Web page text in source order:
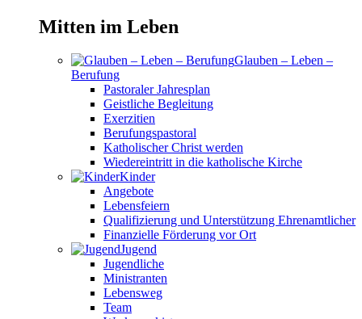
Mitten im Leben
Glauben – Leben –
Berufung
Pastoraler Jahresplan
Geistliche Begleitung
Exerzitien
Berufungspastoral
Katholischer Christ werden
Wiedereintritt in die katholische Kirche
Kinder
Angebote
Lebensfeiern
Qualifizierung und Unterstützung Ehrenamtlicher
Finanzielle Förderung vor Ort
Jugend
Jugendliche
Ministranten
Lebensweg
Team